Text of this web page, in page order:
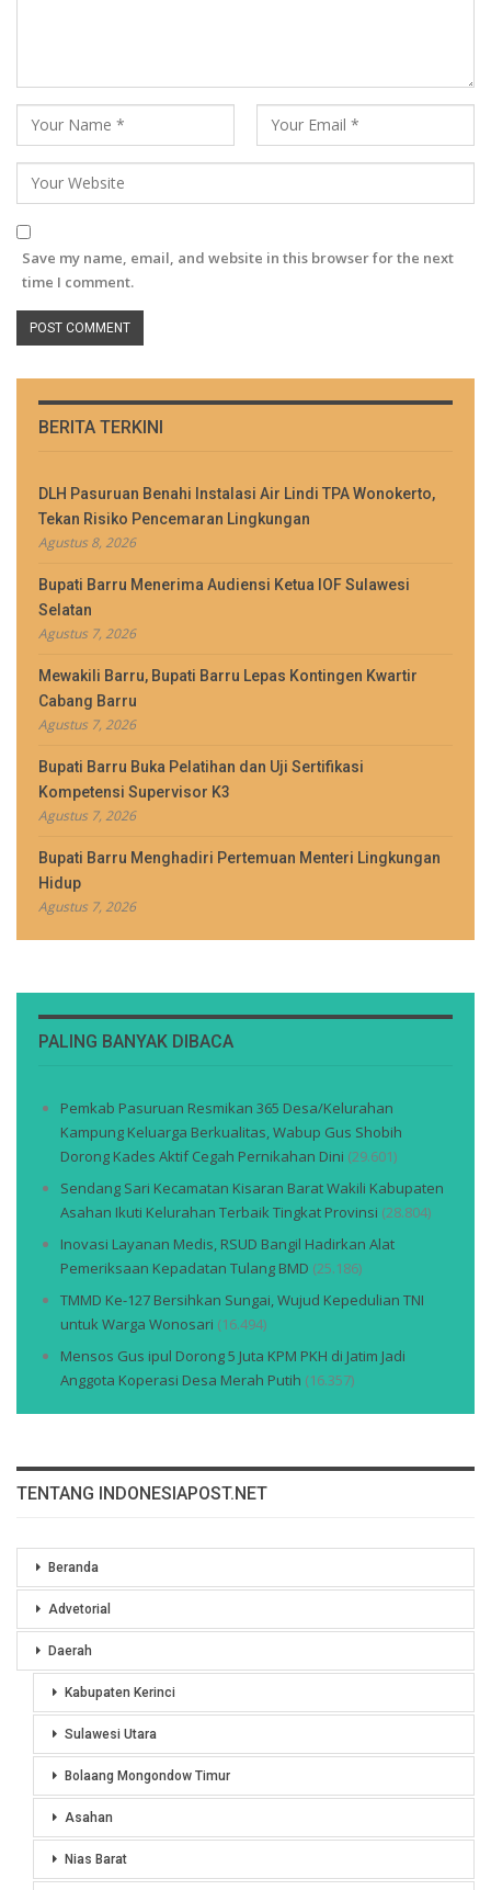
Save my name, email, and website in this browser for the next
time I comment.
BERITA TERKINI
DLH Pasuruan Benahi Instalasi Air Lindi TPA Wonokerto,
Tekan Risiko Pencemaran Lingkungan
Agustus 8, 2026
Bupati Barru Menerima Audiensi Ketua IOF Sulawesi
Selatan
Agustus 7, 2026
Mewakili Barru, Bupati Barru Lepas Kontingen Kwartir
Cabang Barru
Agustus 7, 2026
Bupati Barru Buka Pelatihan dan Uji Sertifikasi
Kompetensi Supervisor K3
Agustus 7, 2026
Bupati Barru Menghadiri Pertemuan Menteri Lingkungan
Hidup
Agustus 7, 2026
PALING BANYAK DIBACA
Pemkab Pasuruan Resmikan 365 Desa/Kelurahan
Kampung Keluarga Berkualitas, Wabup Gus Shobih
Dorong Kades Aktif Cegah Pernikahan Dini (29.601)
Sendang Sari Kecamatan Kisaran Barat Wakili Kabupaten
Asahan Ikuti Kelurahan Terbaik Tingkat Provinsi (28.804)
Inovasi Layanan Medis, RSUD Bangil Hadirkan Alat
Pemeriksaan Kepadatan Tulang BMD (25.186)
TMMD Ke-127 Bersihkan Sungai, Wujud Kepedulian TNI
untuk Warga Wonosari (16.494)
Mensos Gus ipul Dorong 5 Juta KPM PKH di Jatim Jadi
Anggota Koperasi Desa Merah Putih (16.357)
TENTANG INDONESIAPOST.NET
Beranda
Advetorial
Daerah
Kabupaten Kerinci
Sulawesi Utara
Bolaang Mongondow Timur
Asahan
Nias Barat